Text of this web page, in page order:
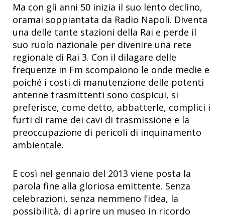
Ma con gli anni 50 inizia il suo lento declino,
oramai soppiantata da Radio Napoli. Diventa
una delle tante stazioni della Rai e perde il
suo ruolo nazionale per divenire una rete
regionale di Rai 3. Con il dilagare delle
frequenze in Fm scompaiono le onde medie e
poiché i costi di manutenzione delle potenti
antenne trasmittenti sono cospicui, si
preferisce, come detto, abbatterle, complici i
furti di rame dei cavi di trasmissione e la
preoccupazione di pericoli di inquinamento
ambientale.
E così nel gennaio del 2013 viene posta la
parola fine alla gloriosa emittente. Senza
celebrazioni, senza nemmeno l’idea, la
possibilità, di aprire un museo in ricordo